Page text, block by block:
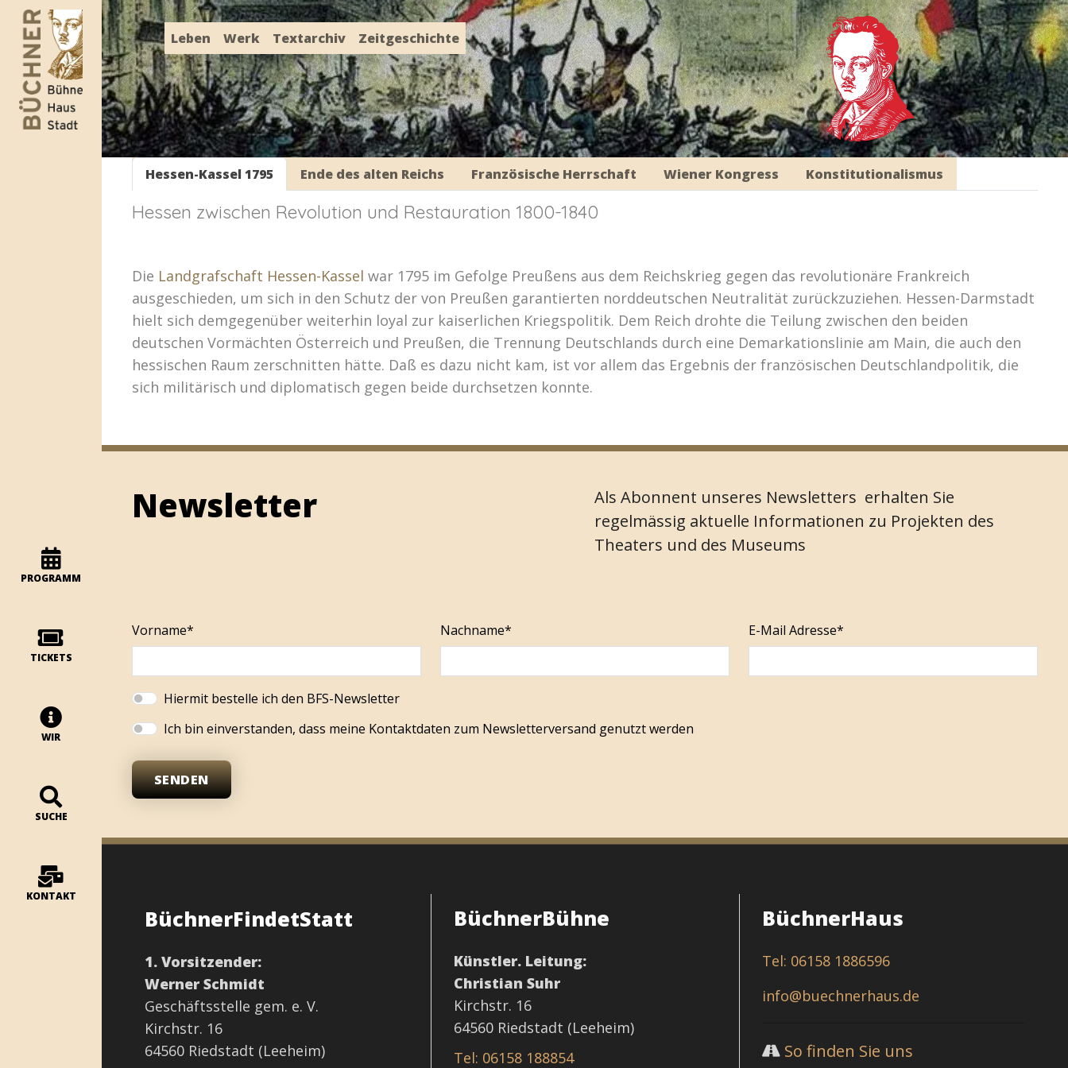
PROGRAMM
TICKETS
WIR
SUCHE
KONTAKT
Leben Werk Textarchiv Zeitgeschichte
Hessen-Kassel 1795 Ende des alten Reichs Französische Herrschaft Wiener Kongress Konstitutionalismus
Hessen zwischen Revolution und Restauration 1800-1840
Die Landgrafschaft Hessen-Kassel war 1795 im Gefolge Preußens aus dem Reichskrieg gegen das revolutionäre Frankreich
ausgeschieden, um sich in den Schutz der von Preußen garantierten norddeutschen Neutralität zurückzuziehen. Hessen-Darmstadt
hielt sich demgegenüber weiterhin loyal zur kaiserlichen Kriegspolitik. Dem Reich drohte die Teilung zwischen den beiden
deutschen Vormächten Österreich und Preußen, die Trennung Deutschlands durch eine Demarkationslinie am Main, die auch den
hessischen Raum zerschnitten hätte. Daß es dazu nicht kam, ist vor allem das Ergebnis der französischen Deutschlandpolitik, die
sich militärisch und diplomatisch gegen beide durchsetzen konnte.
Newsletter
Als Abonnent unseres Newsletters erhalten Sie
regelmässig aktuelle Informationen zu Projekten des
Theaters und des Museums
Vorname* Nachname* E-Mail Adresse*
Hiermit bestelle ich den BFS-Newsletter
Ich bin einverstanden, dass meine Kontaktdaten zum Newsletterversand genutzt werden
SENDEN
BüchnerFindetStatt
1. Vorsitzender:
Werner Schmidt
Geschäftsstelle gem. e. V.
Kirchstr. 16
64560 Riedstadt (Leeheim)
BüchnerBühne
Künstler. Leitung:
Christian Suhr
Kirchstr. 16
64560 Riedstadt (Leeheim)
Tel: 06158 188854
BüchnerHaus
Tel: 06158 1886596
info@buechnerhaus.de
So finden Sie uns